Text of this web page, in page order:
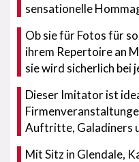
sensationelle
Ob sie für Fotos für
ihrem Repertoire an
sie wird sicherlich bei
Dieser Imitator ist
Auftritte, Galadiners
Mit Sitz in Glendale,